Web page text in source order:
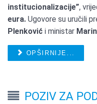
institucionalizacije”,
eura.Ugovore su uručili
Plenković i ministar
OPŠIRNIJE...
POZIV ZA